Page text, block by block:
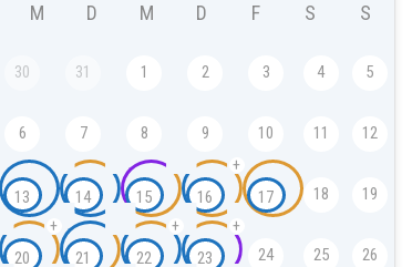
M D M D F S S
30 31 1 2 3 4 5
6 7 8 9 10 11 12
13 14 15 16
+
17 18 19
20
+
21 22
+
23
+
24 25 26